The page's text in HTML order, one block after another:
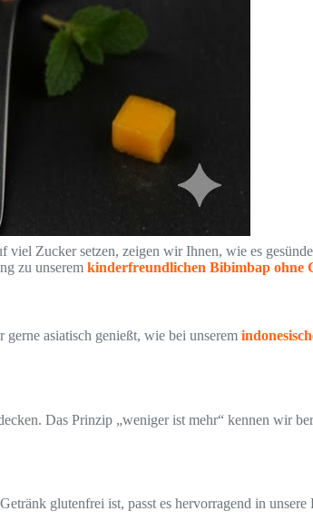
Zucker setzen, zeigen wir Ihnen, wie es
zu unserem kinderfreundlichen Bibimbap ohne
asiatisch genießt, wie bei unserem
Das Prinzip „weniger ist mehr“ kennen wir
glutenfrei ist, passt es hervorragend in